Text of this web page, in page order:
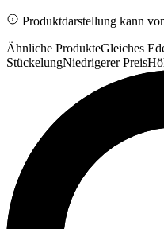
Produktdarstellung kann
Ähnliche ProdukteGleiches
StückelungNiedrigerer Preis